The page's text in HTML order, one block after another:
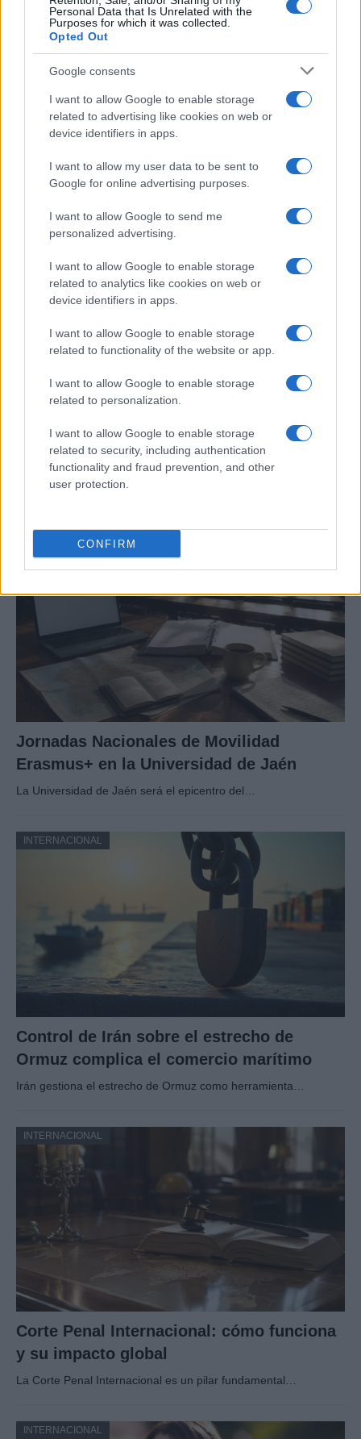
Personal Data that Is Unrelated with the
Purposes for which it was collected.
Opted Out
Google consents
I want to allow Google to enable storage
related to advertising like cookies on web or
device identifiers in apps.
I want to allow my user data to be sent to
Google for online advertising purposes.
I want to allow Google to send me
personalized advertising.
I want to allow Google to enable storage
related to analytics like cookies on web or
device identifiers in apps.
I want to allow Google to enable storage
related to functionality of the website or app.
I want to allow Google to enable storage
related to personalization.
I want to allow Google to enable storage
related to security, including authentication
functionality and fraud prevention, and other
user protection.
CONFIRM
refuerza su apuesta por Canarias
Guía práctica para entender conflictos
internacionales paso a paso
INTERNACIONAL
Jornadas Nacionales de Movilidad
Erasmus+ en la Universidad de Jaén
La Universidad de Jaén será el epicentro del…
INTERNACIONAL
Control de Irán sobre el estrecho de
Ormuz complica el comercio marítimo
Irán gestiona el estrecho de Ormuz como herramienta…
INTERNACIONAL
Corte Penal Internacional: cómo funciona
y su impacto global
La Corte Penal Internacional es un pilar fundamental…
INTERNACIONAL